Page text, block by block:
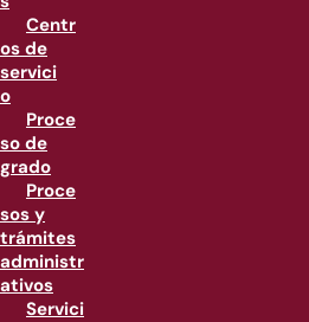
Centr
os de
servici
o
Proce
so de
grado
Proce
sos y
trámites
administr
ativos
Servici